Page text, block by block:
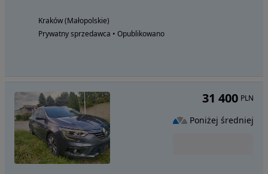
Kraków (Małopolskie)
Prywatny sprzedawca • Opublikowano
31 400 PLN
Poniżej średniej